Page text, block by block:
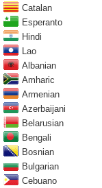
Catalan
Esperanto
Hindi
Lao
Albanian
Amharic
Armenian
Azerbaijani
Belarusian
Bengali
Bosnian
Bulgarian
Cebuano